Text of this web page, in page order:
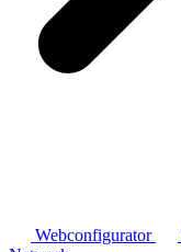
Webconfigurator